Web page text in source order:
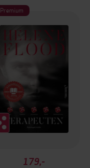
Premium
179,-